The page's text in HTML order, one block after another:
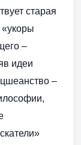
старая
–
идеи
–